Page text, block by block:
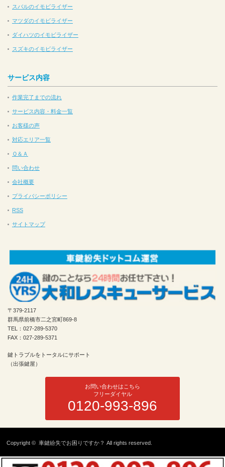
スバルのイモビライザー
マツダのイモビライザー
ダイハツのイモビライザー
スズキのイモビライザー
サービス内容
作業完了までの流れ
サービス内容・料金一覧
お客様の声
対応エリア一覧
Ｑ＆Ａ
問い合わせ
会社概要
プライバシーポリシー
RSS
サイトマップ
〒379-2117
群馬県前橋市二之宮町869-8
TEL：027-289-5370
FAX：027-289-5371
鍵トラブルをトータルにサポート
（出張鍵屋）
お問い合わせはこちら
フリーダイヤル
0120-993-896
Copyright ©車鍵紛失でお困りですか？ All rights reserved.